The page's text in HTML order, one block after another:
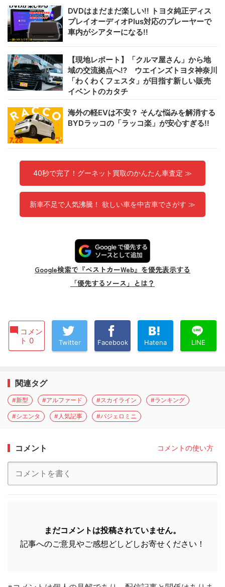
DVDはまだまだ楽しい!! トヨタ純正ディス
プレイオーディオPlus対応のプレーヤーで
車内がシアターになる!!
【現地レポート】「クルマ屋さん」から地
域の交流拠点へ!? ウエインズトヨタ神奈川
「わくわくフェスタ」が目指す新しい販売
イベントのカタチ
海外の軽EVは不安？ そんな悩みを解消する
BYDラッコの「ラッコ楽」が安心すぎる!!
40秒で完了！グーネット買取のかんたん車査定 ≫
新車不足で人気沸騰！ 欲しい車を中古車でさがす ≫
Google検索で『ベストカーWeb』を優先表示する
「優先するソース」とは？
コメン
ト 0
Twitter Facebook Hatena LINE
関連タグ
#新型 #アルファード #スカイライン #ランキング
#シエンタ #人気記事 #パジェロミニ
コメント コメントの使い方
まだコメントは投稿されていません。
記事へのご意見やご感想どしどしお寄せください！